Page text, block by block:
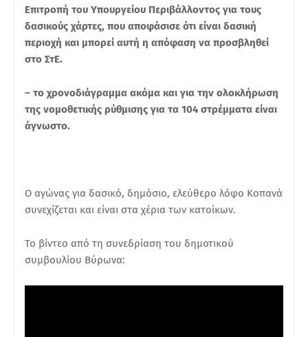
Επιτροπή του Υπουργείου Περιβάλλοντος για τους
δασικούς χάρτες, που αποφάσισε ότι είναι δασική
περιοχή και μπορεί αυτή η απόφαση να προσβληθεί
στο ΣτΕ.
– το χρονοδιάγραμμα ακόμα και για την ολοκλήρωση
της νομοθετικής ρύθμισης για τα 104 στρέμματα είναι
άγνωστο.
Ο αγώνας για δασικό, δημόσιο, ελεύθερο λόφο Κοπανά
συνεχίζεται και είναι στα χέρια των κατοίκων.
Το βίντεο από τη συνεδρίαση του δημοτικού
συμβουλίου Βύρωνα: